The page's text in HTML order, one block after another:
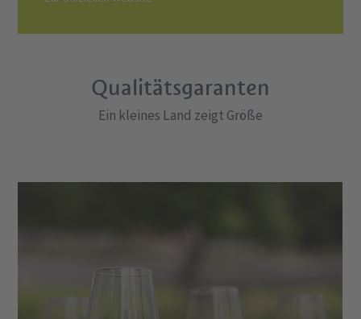
Qualitätsgaranten
Ein kleines Land zeigt Größe